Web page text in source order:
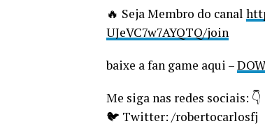
🔥 Seja Membro do canal
UJeVC7w7AYQTQ/join
baixe a fan game aqui –
Me siga nas redes sociais: 👇
🐦 Twitter: /robertocarlosfj